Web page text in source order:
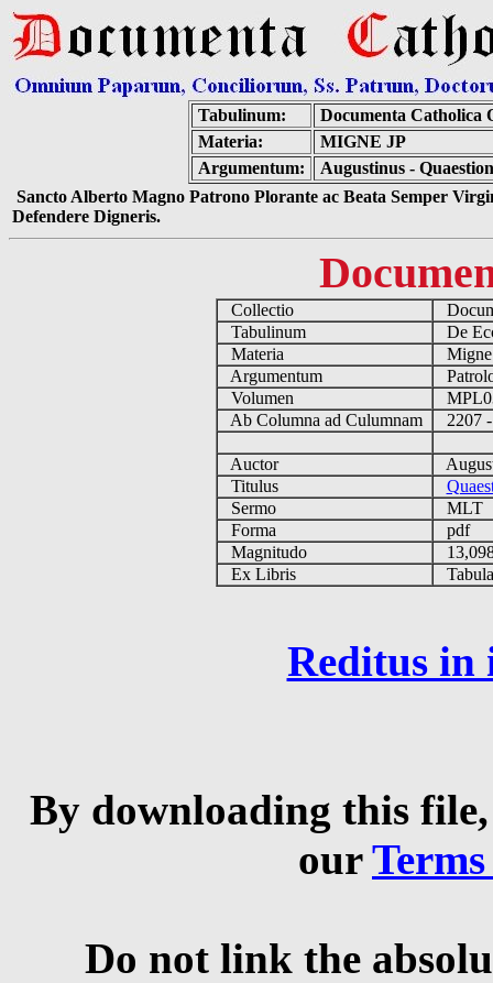
Tabulinum:
Documenta Catholica
Materia:
MIGNE JP
Argumentum:
Augustinus -
Sancto Alberto Magno Patrono Plorante ac Beata Semper
Defendere Digneris.
Collectio
Tabulinum
De
Materia
Argumentum
Volumen
Ab Columna ad Culumnam
2207
Auctor
Titulus
Sermo
MLT
Forma
pdf
Magnitudo
Ex Libris
Reditus in
By downloading this
our
Do not link the